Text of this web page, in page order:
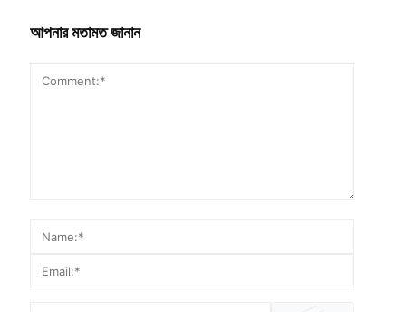
আপনার মতামত জানান